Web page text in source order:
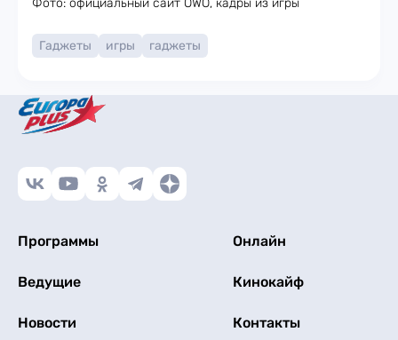
Фото: официальный сайт OWO, кадры из игры
Гаджеты игры гаджеты
Программы Онлайн
Ведущие Кинокайф
Новости Контакты